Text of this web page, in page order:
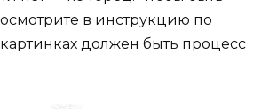
в инструкцию по
должен быть процесс